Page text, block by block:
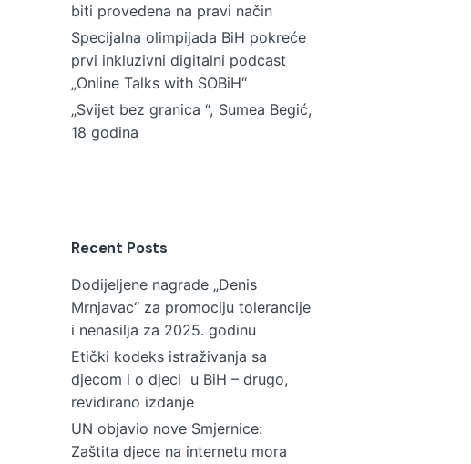
biti provedena na pravi način
Specijalna olimpijada BiH pokreće
prvi inkluzivni digitalni podcast
„Online Talks with SOBiH“
„Svijet bez granica “, Sumea Begić,
18 godina
Recent Posts
Dodijeljene nagrade „Denis
Mrnjavac“ za promociju tolerancije
i nenasilja za 2025. godinu
Etički kodeks istraživanja sa
djecom i o djeci u BiH – drugo,
revidirano izdanje
UN objavio nove Smjernice:
Zaštita djece na internetu mora